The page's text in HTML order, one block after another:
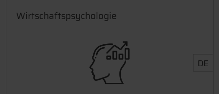
Wirtschaftspsychologie
DE